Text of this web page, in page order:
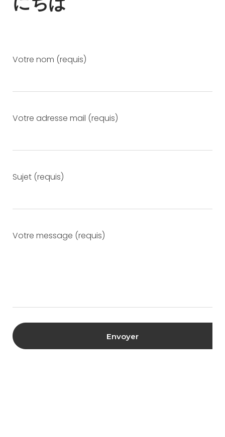
Votre nom (requis)
Votre adresse mail (requis)
Sujet (requis)
Votre message (requis)
Envoyer